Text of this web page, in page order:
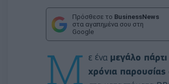
Πρόσθεσε το BusinessNews
στα αγαπημένα σου στη
Google
Μ ε ένα μεγάλο πάρτι
χρόνια παρουσίας